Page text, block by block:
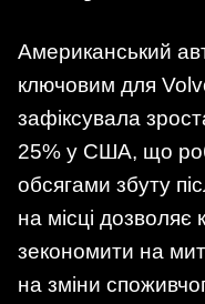
Американський
ключовим для
зафіксувала
25% у США, що
обсягами збуту
на місці дозволяє
зекономити на
на зміни